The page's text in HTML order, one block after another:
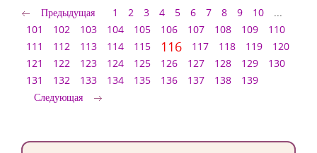
Предыдущая 1 2 3 4 5 6 7 8 9 10
...
101
102 103 104 105 106 107 108 109
110
111
112 113 114 115 116 117 118 119
120
121
122 123 124 125 126 127 128 129
130
131
132 133 134 135 136 137 138
139
Следующая